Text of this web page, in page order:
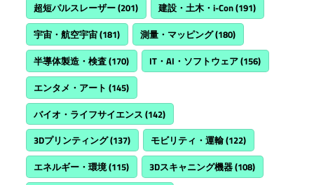
超短パルスレーザー(201) 建設・土木・i-Con(191)
宇宙・航空宇宙(181) 測量・マッピング(180)
半導体製造・検査(170) IT・AI・ソフトウェア(156)
エンタメ・アート (145)
バイオ・ライフサイエンス (142)
3Dプリンティング(137) モビリティ・運輸(122)
エネルギー・環境(115) 3Dスキャニング機器(108)